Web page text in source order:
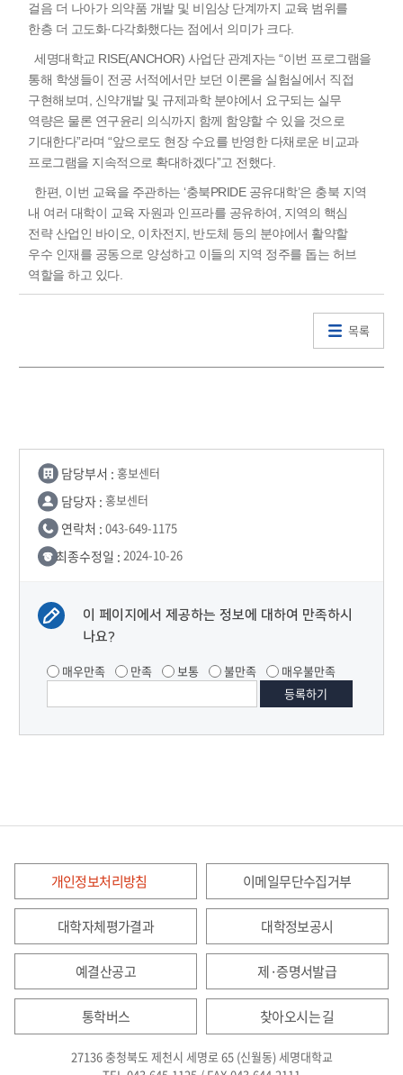
걸음 더 나아가 의약품 개발 및 비임상 단계까지 교육 범위를
한층 더 고도화·다각화했다는 점에서 의미가 크다.
세명대학교 RISE(ANCHOR) 사업단 관계자는 “이번 프로그램을
통해 학생들이 전공 서적에서만 보던 이론을 실험실에서 직접
구현해보며, 신약개발 및 규제과학 분야에서 요구되는 실무
역량은 물론 연구윤리 의식까지 함께 함양할 수 있을 것으로
기대한다”라며 “앞으로도 현장 수요를 반영한 다채로운 비교과
프로그램을 지속적으로 확대하겠다”고 전했다.
한편, 이번 교육을 주관하는 ‘충북PRIDE 공유대학’은 충북 지역
내 여러 대학이 교육 자원과 인프라를 공유하여, 지역의 핵심
전략 산업인 바이오, 이차전지, 반도체 등의 분야에서 활약할
우수 인재를 공동으로 양성하고 이들의 지역 정주를 돕는 허브
역할을 하고 있다.
목록
담당부서 : 홍보센터
담당자 : 홍보센터
연락처 : 043-649-1175
최종수정일 : 2024-10-26
이 페이지에서 제공하는 정보에 대하여 만족하시
나요?
매우만족 만족 보통 불만족 매우불만족
개인정보처리방침 이메일무단수집거부
대학자체평가결과 대학정보공시
예결산공고 제·증명서발급
통학버스 찾아오시는 길
27136 충청북도 제천시 세명로 65 (신월동) 세명대학교